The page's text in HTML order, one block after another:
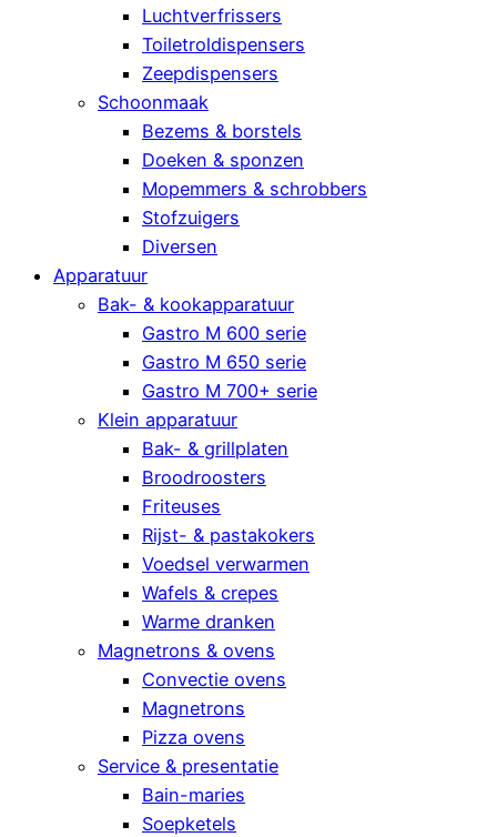
Luchtverfrissers
Toiletroldispensers
Zeepdispensers
Schoonmaak
Bezems & borstels
Doeken & sponzen
Mopemmers & schrobbers
Stofzuigers
Diversen
Apparatuur
Bak- & kookapparatuur
Gastro M 600 serie
Gastro M 650 serie
Gastro M 700+ serie
Klein apparatuur
Bak- & grillplaten
Broodroosters
Friteuses
Rijst- & pastakokers
Voedsel verwarmen
Wafels & crepes
Warme dranken
Magnetrons & ovens
Convectie ovens
Magnetrons
Pizza ovens
Service & presentatie
Bain-maries
Soepketels